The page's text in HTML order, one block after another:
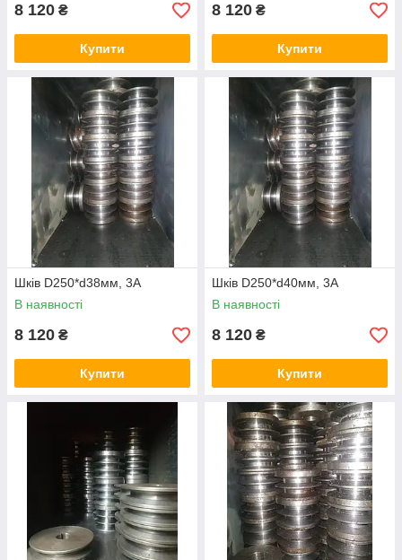
8 120 ₴
Купити
8 120 ₴
Купити
Шків D250*d38мм, 3А
В наявності
8 120 ₴
Купити
Шків D250*d40мм, 3А
В наявності
8 120 ₴
Купити